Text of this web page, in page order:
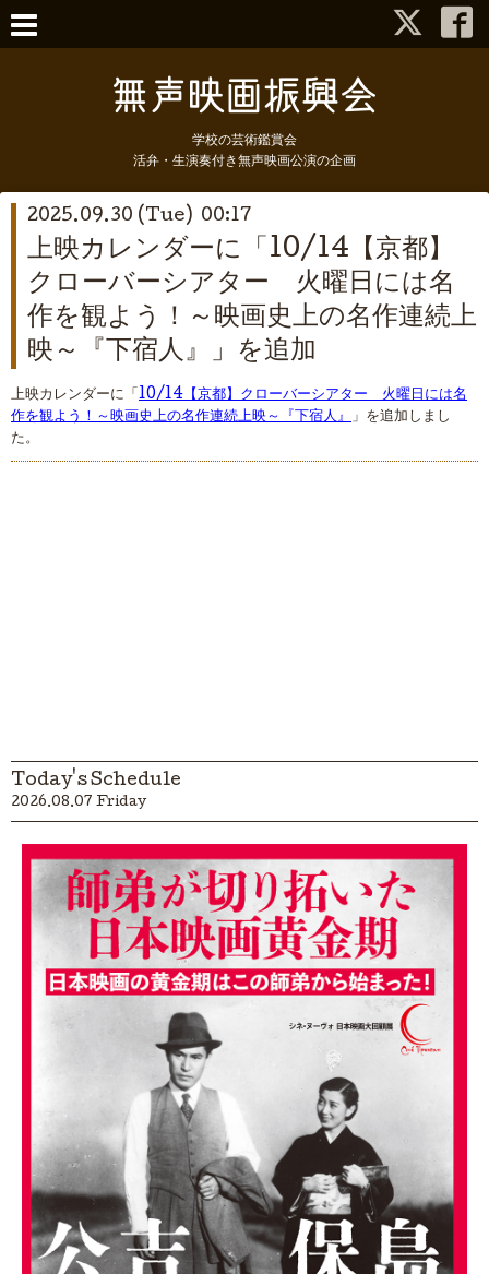
学校の芸術鑑賞会
活弁・生演奏付き無声映画公演の企画
2025.09.30 (Tue) 00:17
上映カレンダーに「10/14【京都】
クローバーシアター 火曜日には名
作を観よう！～映画史上の名作連続上
映～『下宿人』」を追加
上映カレンダーに「 10/14【京都】クローバーシアター 火曜日には名
作を観よう！～映画史上の名作連続上映～『下宿人』 」を追加しまし
た。
Today's Schedule
2026.08.07 Friday